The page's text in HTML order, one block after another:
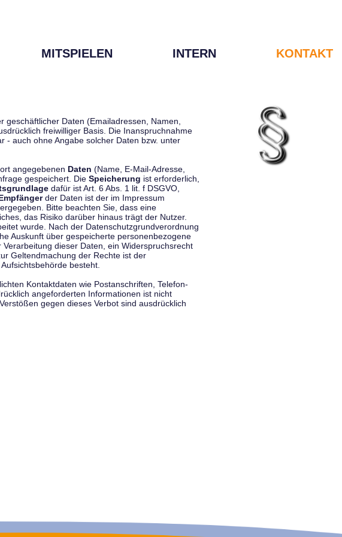
MITSPIELEN INTERN KONTAKT
Daten (Emailadressen, Namen,
freiwilliger Basis. Die Inanspruchnahme
- auch ohne Angabe solcher Daten bzw. unter
angegebenen Daten (Name, E-Mail-Adresse,
gespeichert. Die Speicherung ist erforderlich,
dafür ist Art. 6 Abs. 1 lit. f DSGVO,
der Daten ist der im Impressum
Bitte beachten Sie, dass eine
das Risiko darüber hinaus trägt der Nutzer.
wurde. Nach der Datenschutzgrundverordnung
Auskunft über gespeicherte personenbezogene
dieser Daten, ein Widerspruchsrecht
Geltendmachung der Rechte ist der
besteht.
Kontaktdaten wie Postanschriften, Telefon-
angeforderten Informationen ist nicht
gegen dieses Verbot sind ausdrücklich